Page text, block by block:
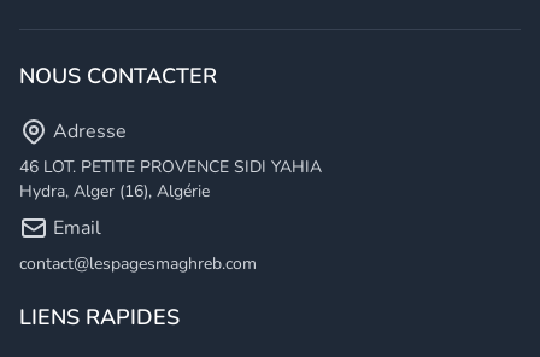
NOUS CONTACTER
Adresse
46 LOT. PETITE PROVENCE SIDI YAHIA
Hydra, Alger (16), Algérie
Email
contact@lespagesmaghreb.com
LIENS RAPIDES